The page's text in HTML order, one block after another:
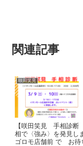
関連記事
咲田笑見
【咲田笑見 手相診断
相で〈強み〉を発見し
ゴロモ店舗前 で お待